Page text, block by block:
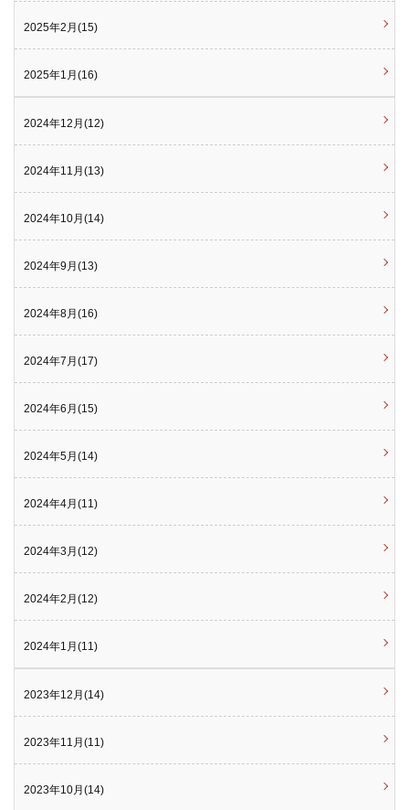
2025年2月(15)
2025年1月(16)
2024年12月(12)
2024年11月(13)
2024年10月(14)
2024年9月(13)
2024年8月(16)
2024年7月(17)
2024年6月(15)
2024年5月(14)
2024年4月(11)
2024年3月(12)
2024年2月(12)
2024年1月(11)
2023年12月(14)
2023年11月(11)
2023年10月(14)